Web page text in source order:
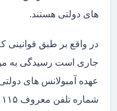
های دولتی هستند.
در واقع بر طبق قوانینی
جاری است رسیدگی به
عهده آمبولانس های